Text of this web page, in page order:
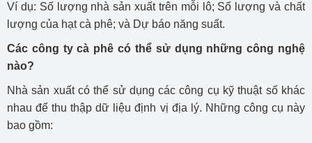
Ví dụ: Số lượng nhà sản xuất trên mỗi lô; Số lượng và chất
lượng của hạt cà phê; và Dự báo năng suất.
Các công ty cà phê có thể sử dụng những công nghệ
nào?
Nhà sản xuất có thể sử dụng các công cụ kỹ thuật số khác
nhau để thu thập dữ liệu định vị địa lý. Những công cụ này
bao gồm: